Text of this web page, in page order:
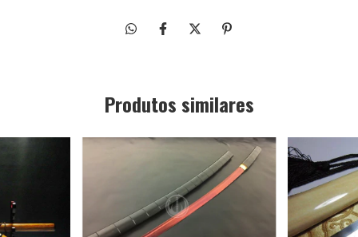
Produtos similares